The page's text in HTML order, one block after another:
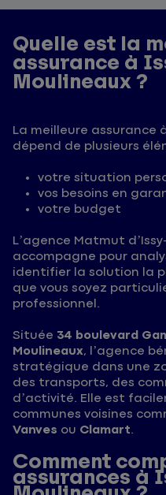
Quelle est la
assurance à
Moulineaux ?
La meilleure assurance
dépend de plusieurs
votre situation
vos besoins en
votre budget
L’agence Matmut
accompagne pour
identifier la solution la
que vous soyez
professionnel.
Située 34 boulevard
Moulineaux, l’agence
stratégique dans une
des transports, des
d’activité. Elle est
communes voisines
Vanves ou Clamart.
Comment
assurances à